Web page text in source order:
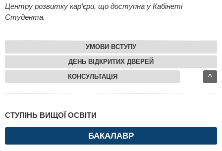
Центру розвитку кар’єри, що доступна у Кабінеті
Студента.
УМОВИ ВСТУПУ
ДЕНЬ ВІДКРИТИХ ДВЕРЕЙ
КОНСУЛЬТАЦІЯ ^
СТУПІНЬ ВИЩОЇ ОСВІТИ
БАКАЛАВР